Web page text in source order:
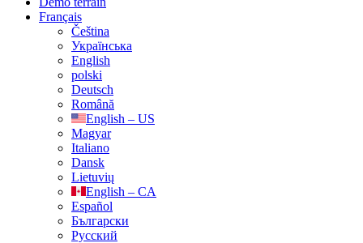
Français
Čeština
Українська
English
polski
Deutsch
Română
English – US
Magyar
Italiano
Dansk
Lietuvių
English – CA
Español
Български
Русский